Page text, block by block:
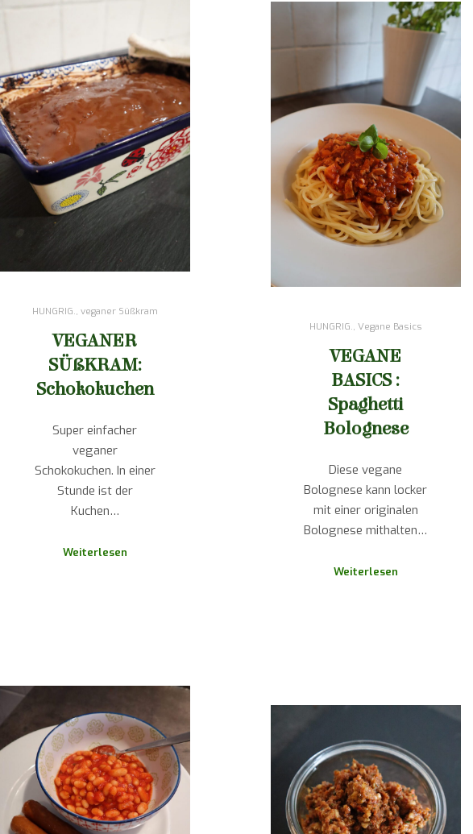
HUNGRIG., veganer Süßkram
VEGANER
SÜßKRAM:
Schokokuchen
Super einfacher
veganer
Schokokuchen. In einer
Stunde ist der
Kuchen…
Weiterlesen
HUNGRIG., Vegane Basics
VEGANE
BASICS :
Spaghetti
Bolognese
Diese vegane
Bolognese kann locker
mit einer originalen
Bolognese mithalten…
Weiterlesen